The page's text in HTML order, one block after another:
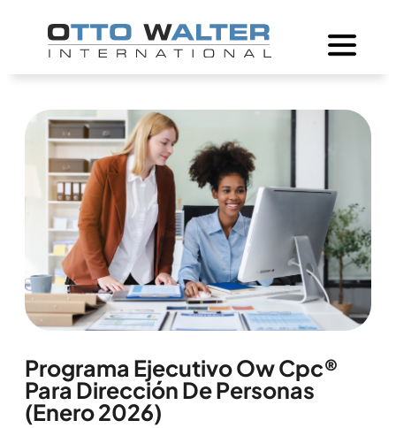
Programa Ejecutivo Ow Cpc®
Para Dirección De Personas
(Enero 2026)